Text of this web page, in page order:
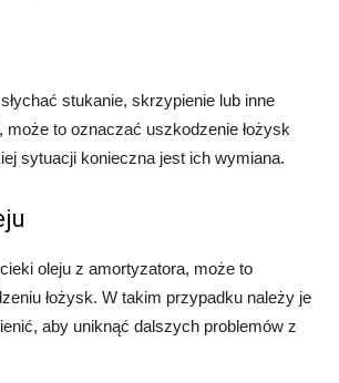
stukanie, skrzypienie lub inne
może to oznaczać uszkodzenie łożysk
sytuacji konieczna jest ich wymiana.
oleju z amortyzatora, może to
łożysk. W takim przypadku należy je
aby uniknąć dalszych problemów z